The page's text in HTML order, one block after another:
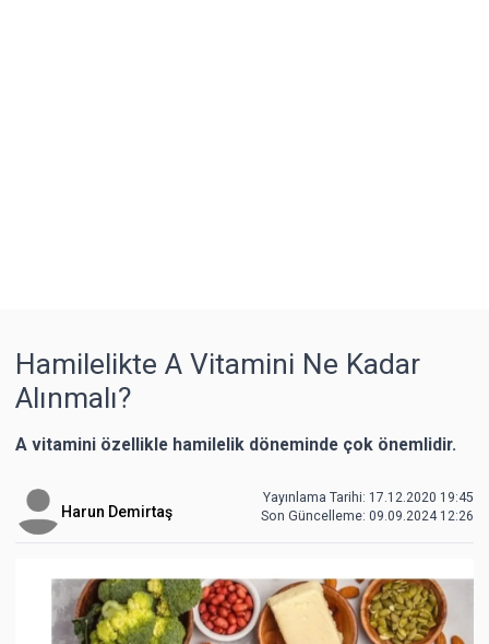
Hamilelikte A Vitamini Ne Kadar
Alınmalı?
A vitamini özellikle hamilelik döneminde çok önemlidir.
Harun Demirtaş
Yayınlama Tarihi: 17.12.2020 19:45
Son Güncelleme: 09.09.2024 12:26